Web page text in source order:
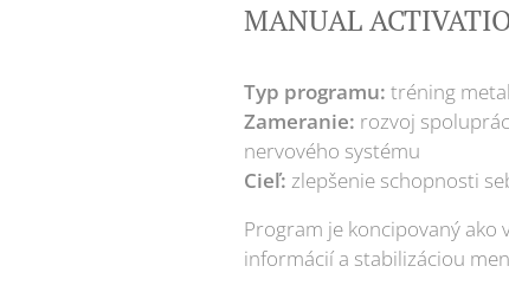
MANUAL
Typ programu: tréning
Zameranie: rozvoj
nervového systému
Cieľ: zlepšenie schopnosti
Program je koncipovaný
informácií a stabilizáciou